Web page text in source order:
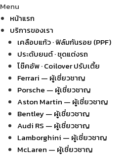
Menu
หน้าแรก
บริการของเรา
เคลือบแก้ว · ฟิล์มกันรอย (PPF)
ประดับยนต์ · ชุดแต่งรถ
โช๊คอัพ · Coilover ปรับเตี้ย
Ferrari — ผู้เชี่ยวชาญ
Porsche — ผู้เชี่ยวชาญ
Aston Martin — ผู้เชี่ยวชาญ
Bentley — ผู้เชี่ยวชาญ
Audi RS — ผู้เชี่ยวชาญ
Lamborghini — ผู้เชี่ยวชาญ
McLaren — ผู้เชี่ยวชาญ